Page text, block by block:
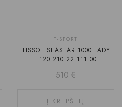
T-SPORT
TISSOT SEASTAR 1000 LADY
T120.210.22.111.00
510 €
Į KREPŠELĮ